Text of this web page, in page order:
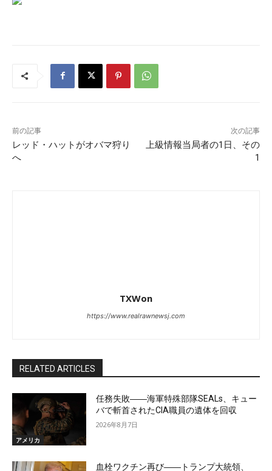
前の記事
レッド・ハットがオバマ狩り
へ
次の記事
上級情報当局者の1日、その
1
TXWon
https://www.realrawnewsj.com
RELATED ARTICLES
アメリカ
任務失敗――海軍特殊部隊SEALs、キュー
バで斬首されたCIA職員の遺体を回収
2026年8月7日
血栓ワクチン再び――トランプ大統領、